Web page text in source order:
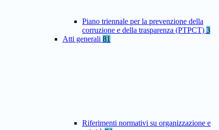
Piano triennale per la prevenzione della
corruzione e della trasparenza (PTPCT) 3
Atti generali 81
Riferimenti normativi su organizzazione e